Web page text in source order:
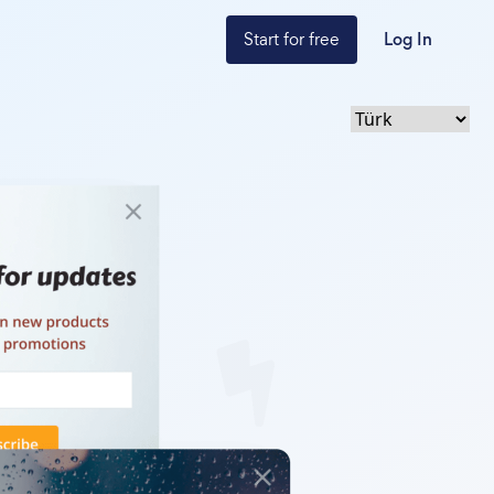
Start for free Log In